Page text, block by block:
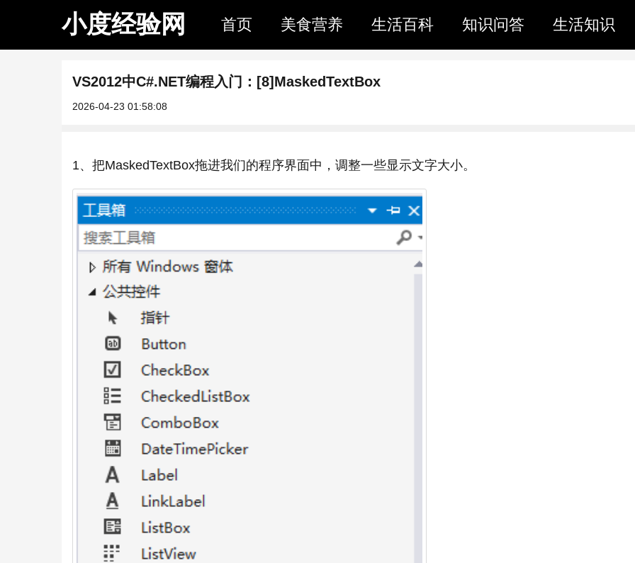
小度经验网 首页 美食营养 生活百科 知识问答 生活知识
VS2012中C#.NET编程入门：[8]MaskedTextBox
2026-04-23 01:58:08
1、把MaskedTextBox拖进我们的程序界面中，调整一些显示文字大小。